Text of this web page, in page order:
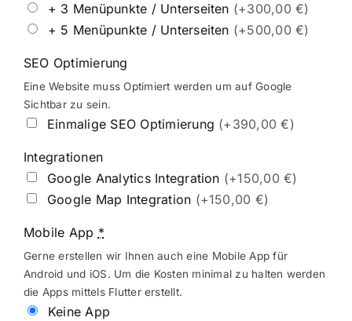
+ 3 Menüpunkte / Unterseiten (+300,00 €)
+ 5 Menüpunkte / Unterseiten (+500,00 €)
SEO Optimierung
Eine Website muss Optimiert werden um auf Google
Sichtbar zu sein.
Einmalige SEO Optimierung (+390,00 €)
Integrationen
Google Analytics Integration (+150,00 €)
Google Map Integration (+150,00 €)
Mobile App *
Gerne erstellen wir Ihnen auch eine Mobile App für
Android und iOS. Um die Kosten minimal zu halten werden
die Apps mittels Flutter erstellt.
Keine App